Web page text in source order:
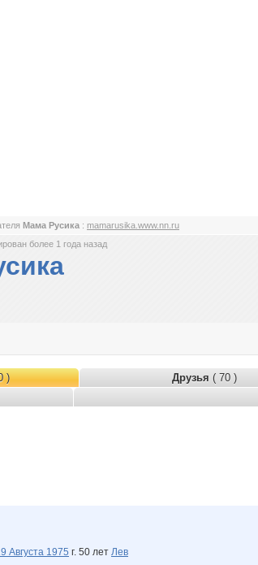
Мама Русика : mamarusika.www.nn.ru
более 1 года назад
) Друзья ( 70 )
Августа 1975 г. 50 лет Лев